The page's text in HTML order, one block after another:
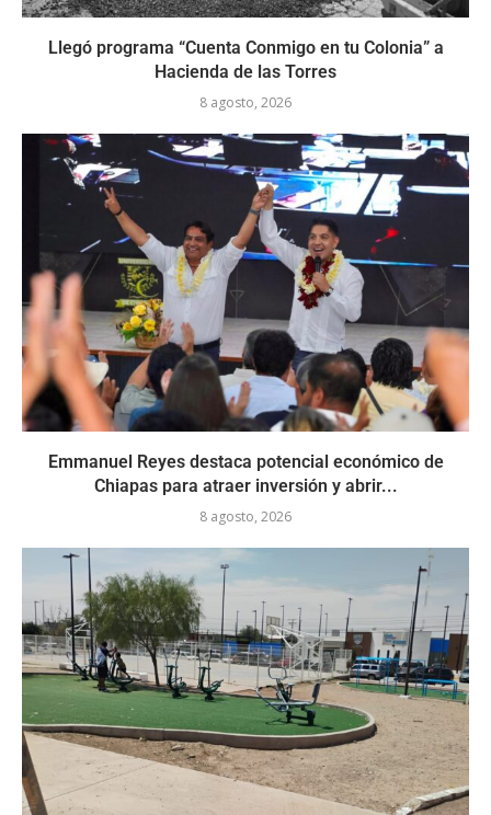
Llegó programa “Cuenta Conmigo en tu Colonia” a
Hacienda de las Torres
8 agosto, 2026
Emmanuel Reyes destaca potencial económico de
Chiapas para atraer inversión y abrir...
8 agosto, 2026